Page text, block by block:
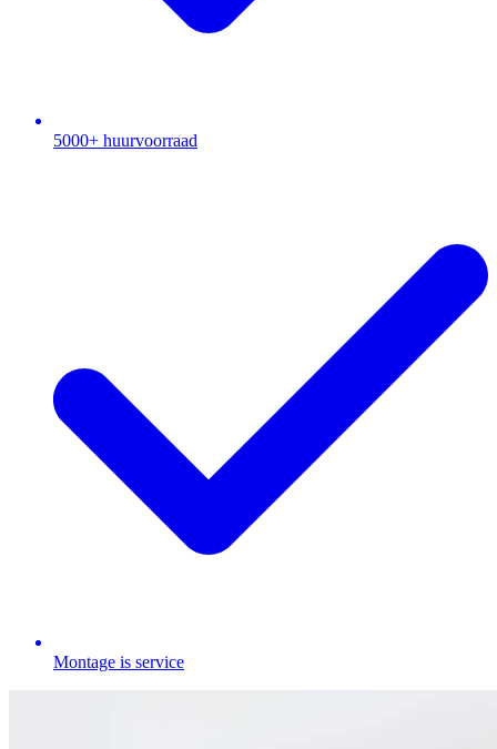
5000+ huurvoorraad
Montage is service